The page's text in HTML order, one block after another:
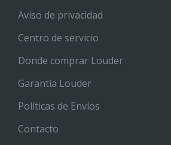
Aviso de privacidad
Centro de servicio
Donde comprar Louder
Garantía Louder
Políticas de Envíos
Contacto